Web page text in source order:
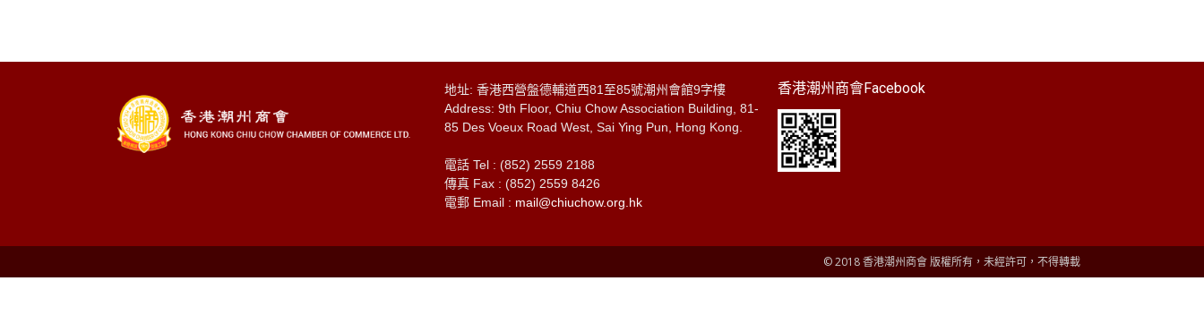
地址: 香港西營盤德輔道西81至85號潮州會館9字樓
Address: 9th Floor, Chiu Chow Association Building, 81-
85 Des Voeux Road West, Sai Ying Pun, Hong Kong.
電話 Tel : (852) 2559 2188
傳真 Fax : (852) 2559 8426
電郵 Email : mail@chiuchow.org.hk
香港潮州商會Facebook
© 2018 香港潮州商會 版權所有，未經許可，不得轉載